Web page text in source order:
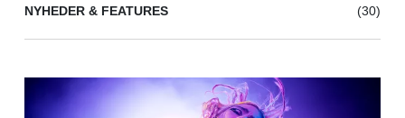
NYHEDER & FEATURES (30)